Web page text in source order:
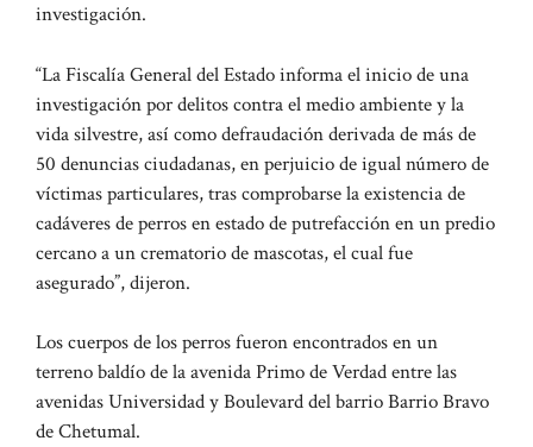
investigación.
“La Fiscalía General del Estado informa el inicio de una
investigación por delitos contra el medio ambiente y la
vida silvestre, así como defraudación derivada de más de
50 denuncias ciudadanas, en perjuicio de igual número de
víctimas particulares, tras comprobarse la existencia de
cadáveres de perros en estado de putrefacción en un predio
cercano a un crematorio de mascotas, el cual fue
asegurado”, dijeron.
Los cuerpos de los perros fueron encontrados en un
terreno baldío de la avenida Primo de Verdad entre las
avenidas Universidad y Boulevard del barrio Barrio Bravo
de Chetumal.